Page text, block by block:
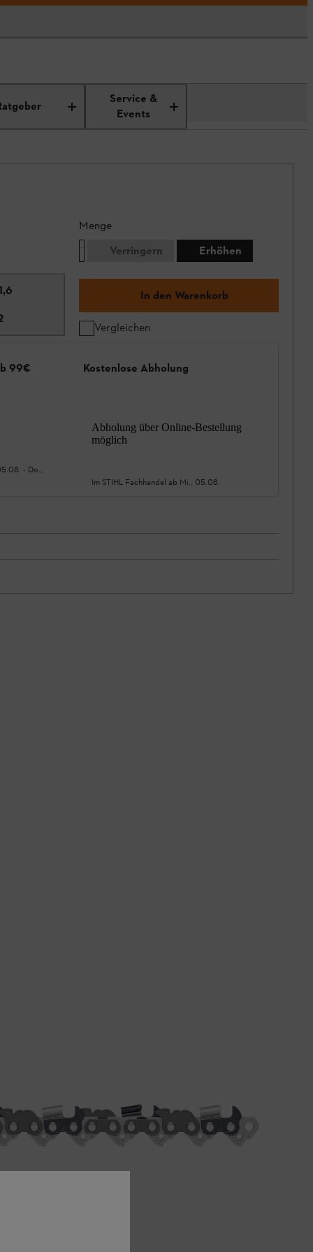
Service &
Events
Menge
Verringern
Erhöhen
In den Warenkorb
Vergleichen
99€
- Do.,
Kostenlose Abholung
Abholung über Online-Bestellung
möglich
Im STIHL Fachhandel ab Mi., 05.08.